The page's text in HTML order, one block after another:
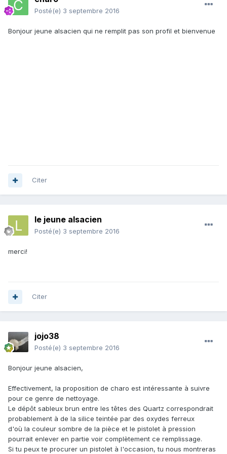
Posté(e) 3 septembre 2016
Bonjour jeune alsacien qui ne remplit pas son profil et bienvenue
Citer
le jeune alsacien
Posté(e) 3 septembre 2016
merci!
Citer
jojo38
Posté(e) 3 septembre 2016
Bonjour jeune alsacien,
Effectivement, la proposition de charo est intéressante à suivre
pour ce genre de nettoyage.
Le dépôt sableux brun entre les têtes des Quartz correspondrait
probablement à de la silice teintée par des oxydes ferreux
d'où la couleur sombre de la pièce et le pistolet à pression
pourrait enlever en partie voir complètement ce remplissage.
Si tu peux te procurer un pistolet à l'occasion, tu nous montreras